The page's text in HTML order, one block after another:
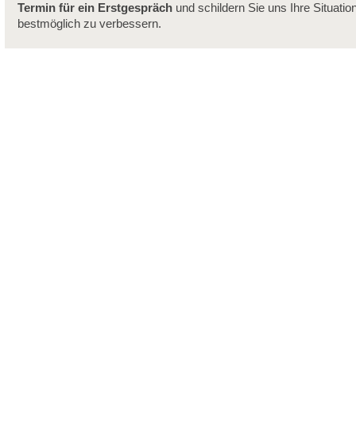
Termin für ein Erstgesprächund schildern Sie uns Ihre
bestmöglich zu verbessern.